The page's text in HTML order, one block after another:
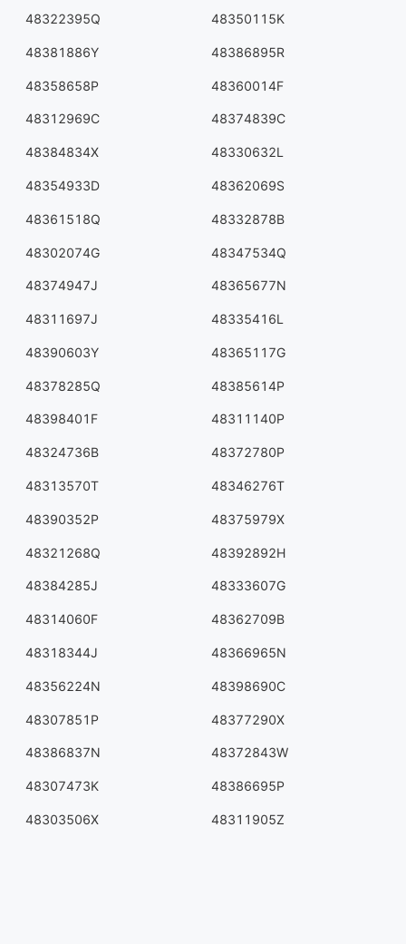
48322395Q 48350115K
48381886Y 48386895R
48358658P 48360014F
48312969C 48374839C
48384834X 48330632L
48354933D 48362069S
48361518Q 48332878B
48302074G 48347534Q
48374947J 48365677N
48311697J 48335416L
48390603Y 48365117G
48378285Q 48385614P
48398401F 48311140P
48324736B 48372780P
48313570T 48346276T
48390352P 48375979X
48321268Q 48392892H
48384285J 48333607G
48314060F 48362709B
48318344J 48366965N
48356224N 48398690C
48307851P 48377290X
48386837N 48372843W
48307473K 48386695P
48303506X 48311905Z